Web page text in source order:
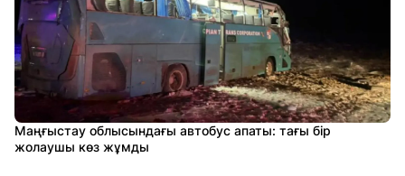
Маңғыстау облысындағы автобус апаты: тағы бір
жолаушы көз жұмды